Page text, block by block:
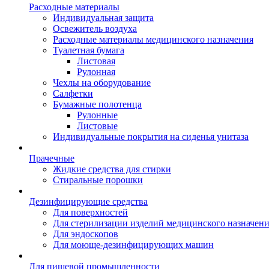
Расходные материалы
Индивидуальная защита
Освежитель воздуха
Расходные материалы медицинского назначения
Туалетная бумага
Листовая
Рулонная
Чехлы на оборудование
Салфетки
Бумажные полотенца
Рулонные
Листовые
Индивидуальные покрытия на сиденья унитаза
Прачечные
Жидкие средства для стирки
Стиральные порошки
Дезинфицирующие средства
Для поверхностей
Для стерилизации изделий медицинского
Для эндоскопов
Для моюще-дезинфицирующих машин
Для пищевой промышленности